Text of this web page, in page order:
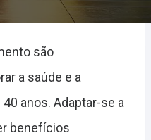
são
a saúde e a
anos. Adaptar-se a
benefícios